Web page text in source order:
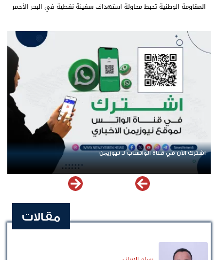
المقاومة الوطنية تحبط محاولة استهداف سفينة نفطية في البحر الأحمر
عودة الرحلات الدولية إلى اليمن..
مقالات